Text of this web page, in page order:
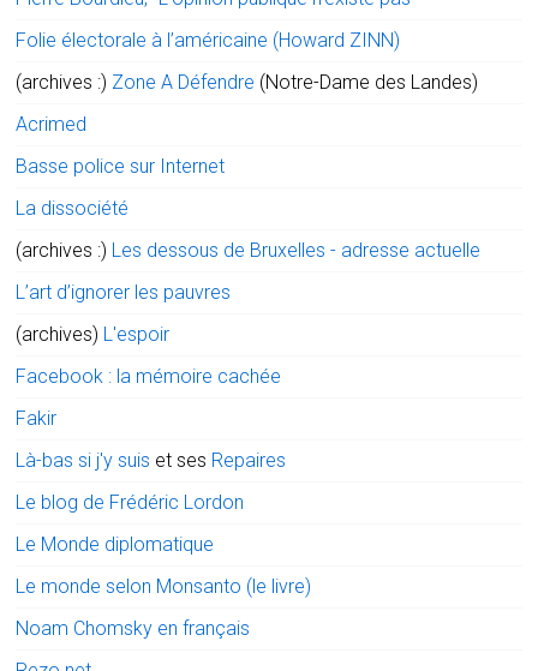
Folie électorale à l’américaine (Howard ZINN)
(archives :) Zone A Défendre (Notre-Dame des Landes)
Acrimed
Basse police sur Internet
La dissociété
(archives :) Les dessous de Bruxelles - adresse actuelle
L’art d’ignorer les pauvres
(archives) L'espoir
Facebook : la mémoire cachée
Fakir
Là-bas si j'y suis et ses Repaires
Le blog de Frédéric Lordon
Le Monde diplomatique
Le monde selon Monsanto (le livre)
Noam Chomsky en français